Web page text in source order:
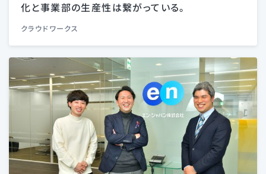
化と事業部の生産性は繋がっている。
クラウドワークス